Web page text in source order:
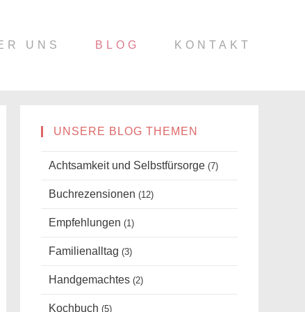
UNS BLOG KONTAKT
UNSERE BLOG THEMEN
Achtsamkeit und Selbstfürsorge (7)
Buchrezensionen (12)
Empfehlungen (1)
Familienalltag (3)
Handgemachtes (2)
Kochbuch (5)